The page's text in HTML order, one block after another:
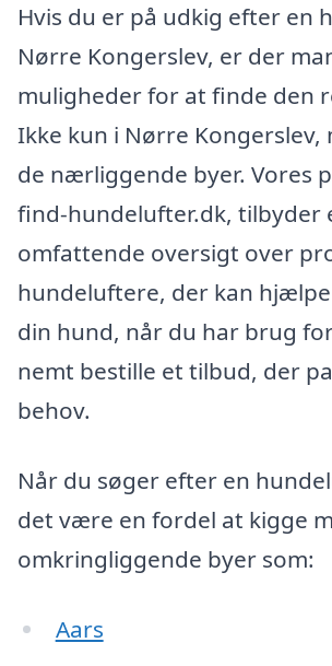
Hvis du er på udkig efter en
Nørre Kongerslev, er der
muligheder for at finde den
Ikke kun i Nørre Kongerslev,
de nærliggende byer. Vores
find-hundelufter.dk, tilbyder
omfattende oversigt over
hundeluftere, der kan
din hund, når du har brug
nemt bestille et tilbud, der
behov.
Når du søger efter en
det være en fordel at kigge
omkringliggende byer som:
Aars